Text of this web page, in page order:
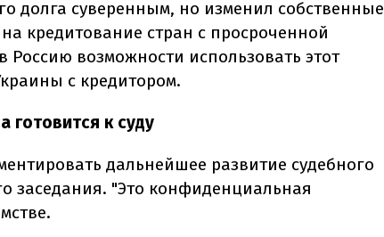
долга суверенным, но изменил собственные
кредитование стран с просроченной
возможности использовать этот
с кредитором.
готовится к суду
дальнейшее развитие судебного
заседания. "Это конфиденциальная